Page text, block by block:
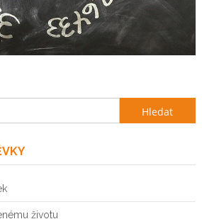
Vyhledávání
životu